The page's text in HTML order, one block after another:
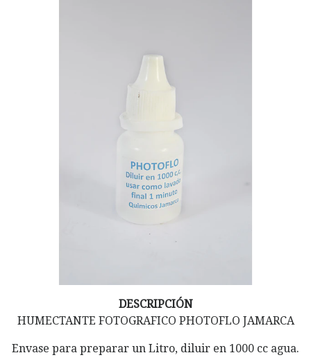
DESCRIPCIÓN
HUMECTANTE FOTOGRAFICO PHOTOFLO JAMARCA
Envase para preparar un Litro, diluir en 1000 cc agua.